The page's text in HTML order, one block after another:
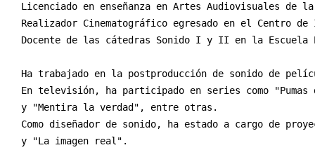
Licenciado en enseñanza en Artes Audiovisuales de
Realizador Cinematográfico egresado en el Centro
Docente de las cátedras Sonido I y II en la
Ha trabajado en la postproducción de sonido de
En televisión, ha participado en series como
y "Mentira la verdad", entre otras.
Como diseñador de sonido, ha estado a cargo de
y "La imagen real".